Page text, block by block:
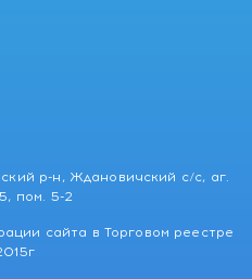
р-н, Ждановичский с/с, аг.
пом. 5-2
сайта в Торговом реестре